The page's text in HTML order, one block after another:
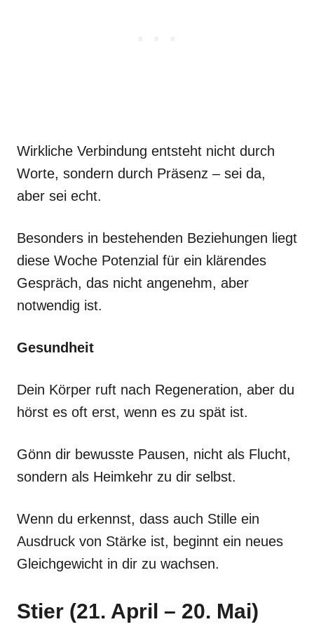
Wirkliche Verbindung entsteht nicht durch
Worte, sondern durch Präsenz – sei da,
aber sei echt.
Besonders in bestehenden Beziehungen liegt
diese Woche Potenzial für ein klärendes
Gespräch, das nicht angenehm, aber
notwendig ist.
Gesundheit
Dein Körper ruft nach Regeneration, aber du
hörst es oft erst, wenn es zu spät ist.
Gönn dir bewusste Pausen, nicht als Flucht,
sondern als Heimkehr zu dir selbst.
Wenn du erkennst, dass auch Stille ein
Ausdruck von Stärke ist, beginnt ein neues
Gleichgewicht in dir zu wachsen.
Stier (21. April – 20. Mai)